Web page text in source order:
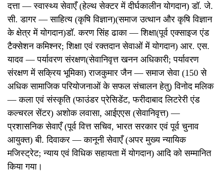
दत्ता — स्वास्थ्य सेवाएँ (हेल्थ सेक्टर में दीर्घकालीन योगदान) डॉ. जे.
सी. डागर — साहित्य (कृषि विज्ञान)(समाज उत्थान और कृषि विज्ञान
के क्षेत्र में योगदान)डॉ. करण सिंह ढाका — शिक्षा(पूर्व एक्साइज एंड
टैक्सेशन कमिश्नर; शिक्षा एवं रक्तदान सेवाओं में योगदान) आर. एस.
यादव — पर्यावरण संरक्षण(सेवानिवृत्त खनन अधिकारी; पर्यावरण
संरक्षण में सक्रिय भूमिका) राजकुमार जैन — समाज सेवा (150 से
अधिक सामाजिक परियोजनाओं के सफल संचालन हेतु) विनोद मलिक
— कला एवं संस्कृति (फाउंडर प्रेसिडेंट, फरीदाबाद लिटरेरी एंड
कल्चरल सेंटर) अशोक लवासा, आईएएस (सेवानिवृत्त) —
प्रशासनिक सेवाएँ (पूर्व वित्त सचिव, भारत सरकार एवं पूर्व चुनाव
आयुक्त) बी. दिवाकर — कानूनी सेवाएँ (अपर मुख्य न्यायिक
मजिस्ट्रेट; न्याय एवं विधिक सहायता में योगदान) आदि को सम्मानित
किया गया।